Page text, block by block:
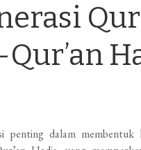
penting dalam